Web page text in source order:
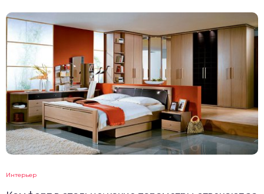
Интерьер